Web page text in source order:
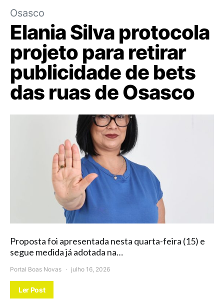
Osasco
Elania Silva protocola
projeto para retirar
publicidade de bets
das ruas de Osasco
Proposta foi apresentada nesta quarta-feira (15) e
segue medida já adotada na…
Portal Boas Novas julho 16, 2026
Ler Post